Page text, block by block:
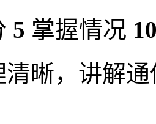
5 掌握情况
清晰，讲解